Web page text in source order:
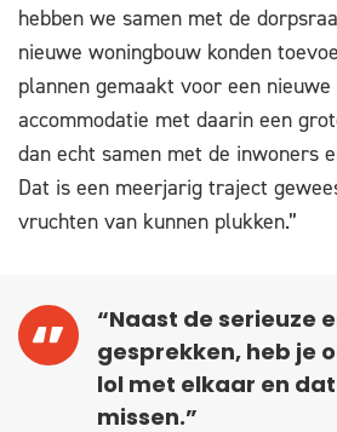
hebben we samen met de
nieuwe woningbouw konden
plannen gemaakt voor een
accommodatie met daarin een
dan echt samen met de inwoners
Dat is een meerjarig traject
vruchten van kunnen plukken.”
“Naast de serieuze
gesprekken, heb je
lol met elkaar en
missen.”